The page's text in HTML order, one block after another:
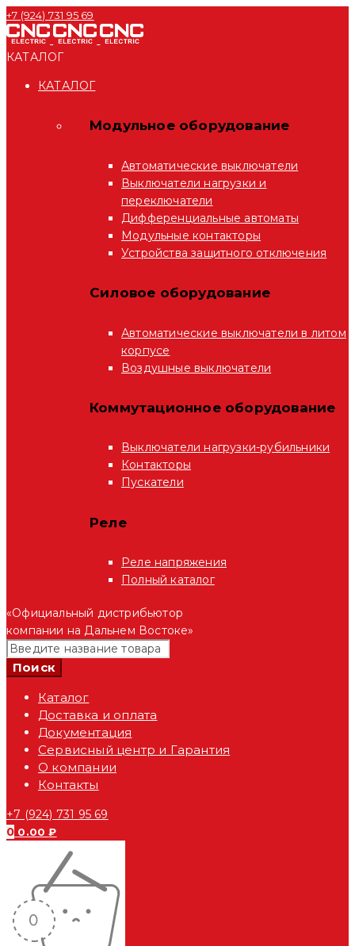
+7 (924) 731 95 69
КАТАЛОГ
КАТАЛОГ
Модульное оборудование
Автоматические выключатели
Выключатели нагрузки и
переключатели
Дифференциальные автоматы
Модульные контакторы
Устройства защитного отключения
Силовое оборудование
Автоматические выключатели в литом
корпусе
Воздушные выключатели
Коммутационное оборудование
Выключатели нагрузки-рубильники
Контакторы
Пускатели
Реле
Реле напряжения
Полный каталог
«Официальный дистрибьютор
компании на Дальнем Востоке»
Каталог
Доставка и оплата
Документация
Сервисный центр и Гарантия
О компании
Контакты
+7 (924) 731 95 69
0 0.00₽